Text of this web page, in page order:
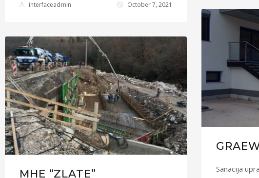
interfaceadmin October 7, 2021
Sanacija
MHE “ZLATE”